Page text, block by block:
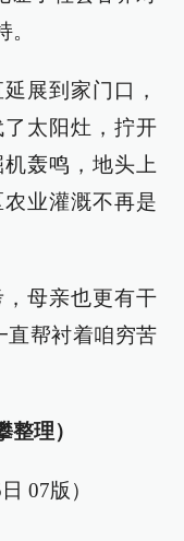
展到家门口，
太阳灶，拧开
轰鸣，地头上
业灌溉不再是
母亲也更有干
直帮衬着咱穷苦
整理）
07版）